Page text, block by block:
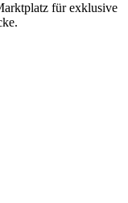
für exklusive